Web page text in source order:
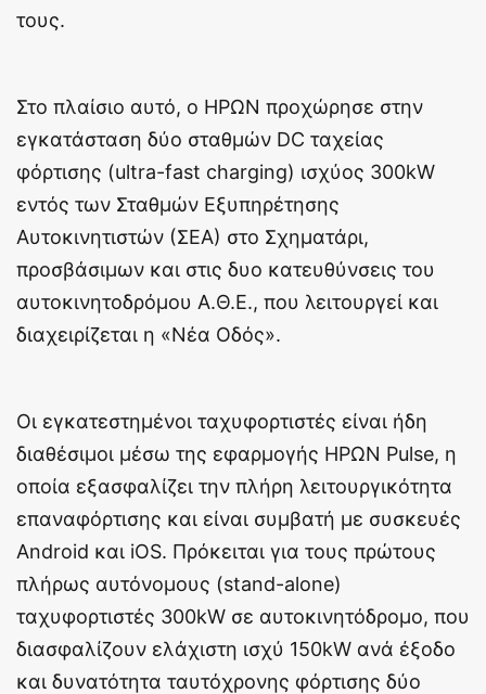
τους.
Στο πλαίσιο αυτό, ο ΗΡΩΝ προχώρησε στην
εγκατάσταση δύο σταθμών DC ταχείας
φόρτισης (ultra-fast charging) ισχύος 300kW
εντός των Σταθμών Εξυπηρέτησης
Αυτοκινητιστών (ΣΕΑ) στο Σχηματάρι,
προσβάσιμων και στις δυο κατευθύνσεις του
αυτοκινητοδρόμου Α.Θ.Ε., που λειτουργεί και
διαχειρίζεται η «Νέα Οδός».
Οι εγκατεστημένοι ταχυφορτιστές είναι ήδη
διαθέσιμοι μέσω της εφαρμογής ΗΡΩΝ Pulse, η
οποία εξασφαλίζει την πλήρη λειτουργικότητα
επαναφόρτισης και είναι συμβατή με συσκευές
Android και iOS. Πρόκειται για τους πρώτους
πλήρως αυτόνομους (stand-alone)
ταχυφορτιστές 300kW σε αυτοκινητόδρομο, που
διασφαλίζουν ελάχιστη ισχύ 150kW ανά έξοδο
και δυνατότητα ταυτόχρονης φόρτισης δύο